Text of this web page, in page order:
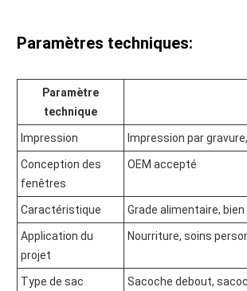
Paramètres techniques:
Paramètre
technique
Impression Impression par
Conception des
fenêtres
OEM accepté
Caractéristique Grade alimentaire,
Application du
projet
Nourriture, soins
Type de sac Sacoche debout,